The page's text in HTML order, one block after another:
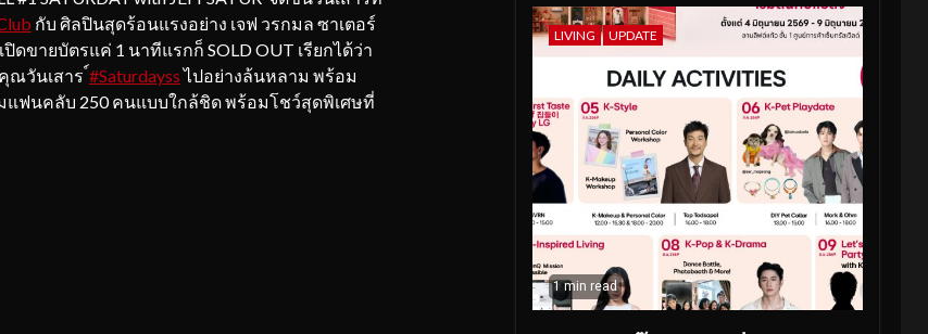
กับ ศิลปินสุดร้อนแรงอย่าง เจฟ วรกมล ซาเตอร์
ดขายบัตรแค่ 1 นาทีแรกก็ SOLD OUT เรียกได้ว่า
ณวันเสาร #Saturdayssไปอย่างล้นหลาม พร้อม
ฟนคลับ 250 คนแบบใกล้ชิด พร้อมโชว์สุดพิเศษที่
LIVING UPDATE
1 min read